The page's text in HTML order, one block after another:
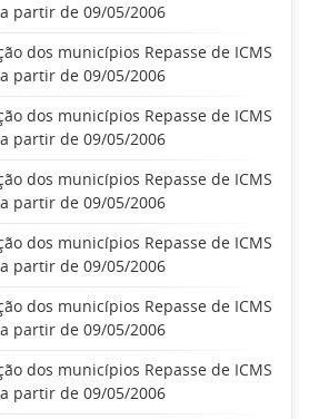
partir de 09/05/2006
dos municípios Repasse de ICMS
partir de 09/05/2006
dos municípios Repasse de ICMS
partir de 09/05/2006
dos municípios Repasse de ICMS
partir de 09/05/2006
dos municípios Repasse de ICMS
partir de 09/05/2006
dos municípios Repasse de ICMS
partir de 09/05/2006
dos municípios Repasse de ICMS
partir de 09/05/2006